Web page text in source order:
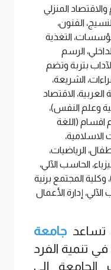
المنزلي
الفنون،
التغذية
الرسم
بتربة وتضم
الشريعة،
العربية، الاقتصاد
وعلم النفس)،
اقسام (اللغة
الاسلامية،
الرياضيات،
الحاسب الآلي،
المجتمع برنية
إدارة الأعمال
جامعة
في تنمية الفرد
إلى